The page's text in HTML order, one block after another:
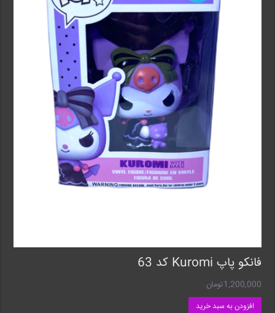
فانکو پاپ Kuromi کد 63
1,200,000تومان
افزودن به سبد خرید